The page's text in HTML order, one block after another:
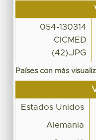
054-130314
CICMED
(42).JPG
Países con más
Estados Unidos
Alemania